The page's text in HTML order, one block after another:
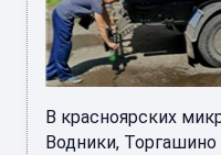
В красноярских
Водники,